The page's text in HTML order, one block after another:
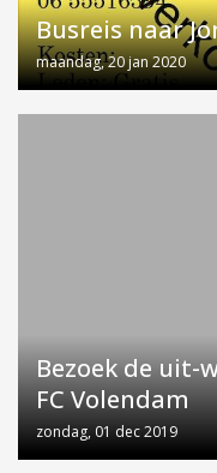
Busreis naar
maandag, 20 jan 2020
Bezoek de uit-
FC Volendam
zondag, 01 dec 2019